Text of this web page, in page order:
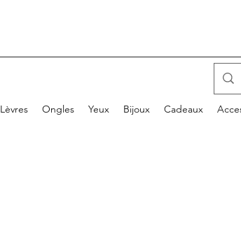
Lèvres Ongles Yeux Bijoux Cadeaux